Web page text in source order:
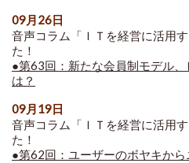
09月26日
音声コラム「ＩＴを経営に活用
た！
●第63回：新たな会員制モデル
は？
09月19日
音声コラム「ＩＴを経営に活用
た！
●第62回：ユーザーのボヤキから